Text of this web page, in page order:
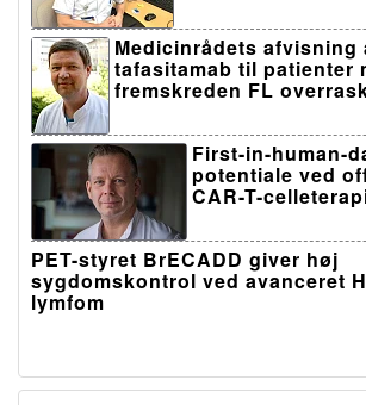
Medicinrådets afvisning
tafasitamab til patienter
fremskreden FL
First-in-human-
potentiale ved
CAR-T-
PET-styret BrECADD giver høj
sygdomskontrol ved avanceret
lymfom